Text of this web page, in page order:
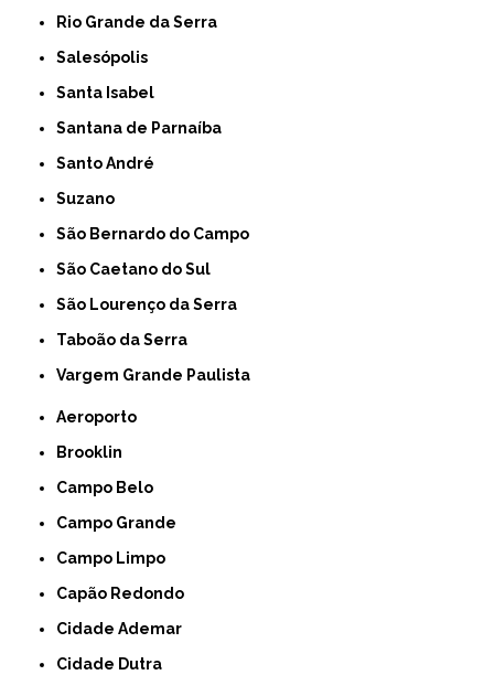
Rio Grande da Serra
Salesópolis
Santa Isabel
Santana de Parnaíba
Santo André
Suzano
São Bernardo do Campo
São Caetano do Sul
São Lourenço da Serra
Taboão da Serra
Vargem Grande Paulista
Aeroporto
Brooklin
Campo Belo
Campo Grande
Campo Limpo
Capão Redondo
Cidade Ademar
Cidade Dutra